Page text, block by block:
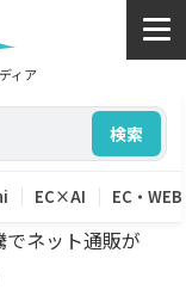
ィア
検索
EC×AI EC・WEB
でネット通販が